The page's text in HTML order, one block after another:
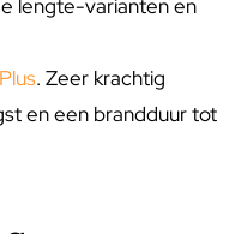
lengte-varianten en
. Zeer krachtig
en een brandduur tot